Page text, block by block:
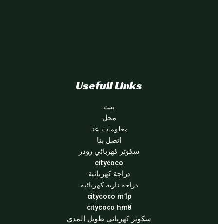
Usefull Links
بيت
محل
معلومات عنا
اتصل بنا
سكوتر كهربائي رودر
citycoco
دراجة كهربائية
دراجة نارية كهربائية
citycoco m1p
citycoco hm8
سكوتر كهربائي طويل المدى